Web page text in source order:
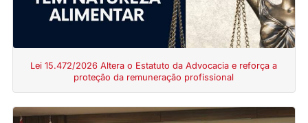
Lei 15.472/2026 Altera o Estatuto da Advocacia e reforça a
proteção da remuneração profissional